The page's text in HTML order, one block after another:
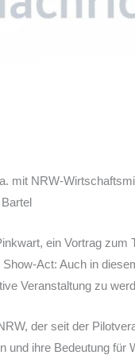
mit NRW-
ein Vortrag zum
Show-Act: Auch in
Veranstaltung zu
der seit der
und ihre Bedeutung für